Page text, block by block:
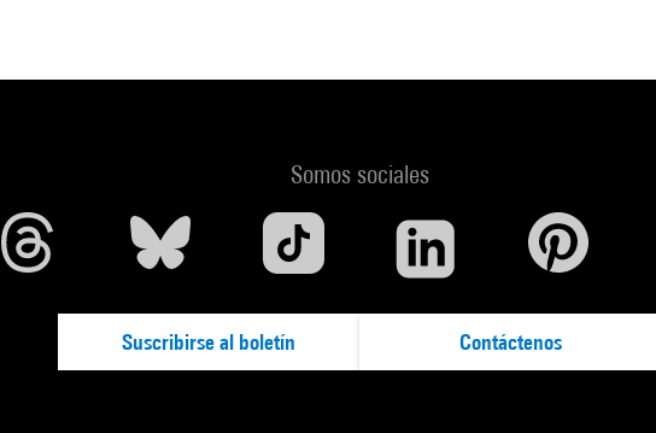
Somos sociales
Suscribirse al boletín Contáctenos